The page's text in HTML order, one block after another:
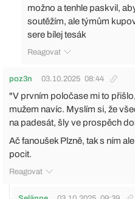
možno a tenhle paskvil,
soutěžím, ale týmům
sere bílej tesák
Reagovat
poz3n 03.10.2025 08:44
"V prvním poločase mi to
mužem navíc. Myslím si, že
na padesát, šly ve prospěch
Ač fanoušek Plzně, tak s ním
pocit.
Reagovat